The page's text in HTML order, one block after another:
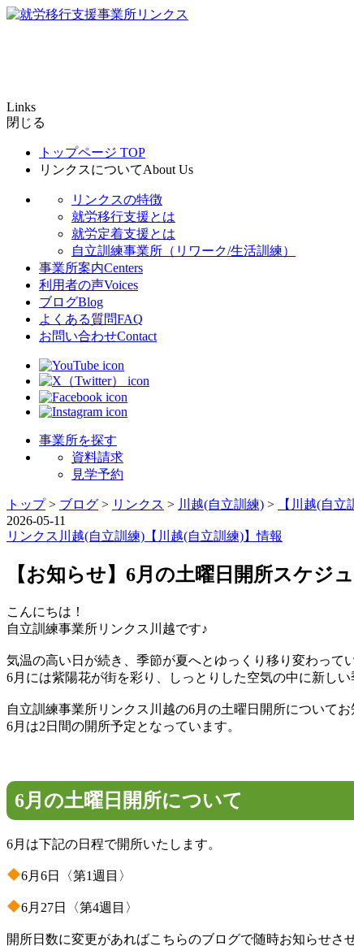
Links
閉じる
トップページ TOP
リンクスについてAbout Us
リンクスの特徴
就労移行支援とは
就労定着支援とは
自立訓練事業所（リワーク/生活訓練）
事業所案内Centers
利用者の声Voices
ブログBlog
よくある質問FAQ
お問い合わせContact
事業所を探す
資料請求
見学予約
トップ> ブログ > リンクス > 川越(自立訓練) > 【川越(自立
2026-05-11
リンクス 川越(自立訓練) 【川越(自立訓練)】情報
【お知らせ】6月の土曜日開所スケジ
こんにちは！
自立訓練事業所リンクス川越です♪
気温の高い日が続き、季節が夏へとゆっくり移り変わって
6月には紫陽花が街を彩り、しっとりした空気の中に新し
自立訓練事業所リンクス川越の6月の土曜日開所についてお
6月は2日間の開所予定となっています。
6月の土曜日開所について
6月は下記の日程で開所いたします。
6月6日〈第1週目〉
6月27日〈第4週目〉
開所日数に変更があればこちらのブログで随時お知らせさ